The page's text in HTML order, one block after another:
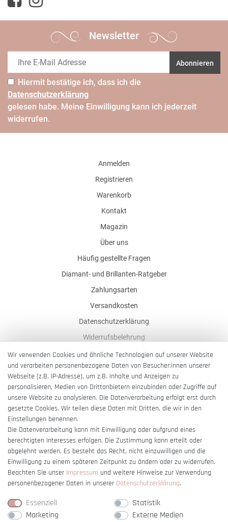
Newsletter
Abonnieren
Hiermit bestätige ich, dass ich die
Daten­schutz­erklärung
gelesen habe. Meine Einwilligung kann ich jederzeit
widerrufen.
Anmelden
Registrieren
Warenkorb
Kontakt
Magazin
Über uns
Häufig gestellte Fragen
Diamant- und Brillanten-Ratgeber
Zahlungsarten
Versandkosten
Datenschutzerklärung
Widerrufsbelehrung
AGB
Impressum
Barrierefreiheitserklärung
Vertrag widerrufen
Wir verwenden Cookies und ähnliche Technologien auf unserer Website
und verarbeiten personenbezogene Daten von Besucher:innen unserer
Webseite (z.B. IP-Adresse), um z.B. Inhalte und Anzeigen zu
personalisieren, Medien von Drittanbietern einzubinden oder Zugriffe auf
unsere Website zu analysieren. Die Datenverarbeitung erfolgt erst durch
gesetzte Cookies. Wir teilen diese Daten mit Dritten, die wir in den
Einstellungen benennen.
Die Datenverarbeitung kann mit Einwilligung oder aufgrund eines
berechtigten Interesses erfolgen. Die Zustimmung kann erteilt oder
abgelehnt werden. Es besteht das Recht, nicht einzuwilligen und die
Einwilligung zu einem späteren Zeitpunkt zu ändern oder zu widerrufen.
Beachten Sie unser Impressum und weitere Hinweise zur Verwendung
personenbezogener Daten in unserer Daten­schutz­erklärung.
Essenziell
Statistik
Marketing
Externe Medien